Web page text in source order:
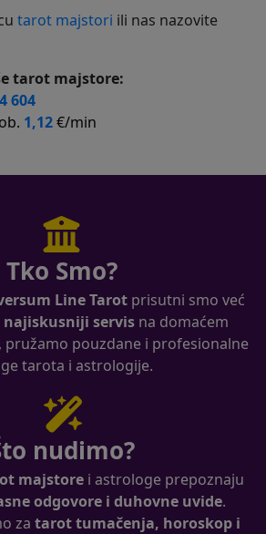
tarot majstori ili nas nazovite
tarot majstore:
604
1,12€/min
Tko Smo?
Line Tarot prisutni smo već
najiskusniji servis na domaćem
pouzdane i profesionalne
tarota i astrologije.
nudimo?
majstore i astrologe prepoznaju
odgovore i duhovne uvide.
za tarot tumačenja, horoskop i